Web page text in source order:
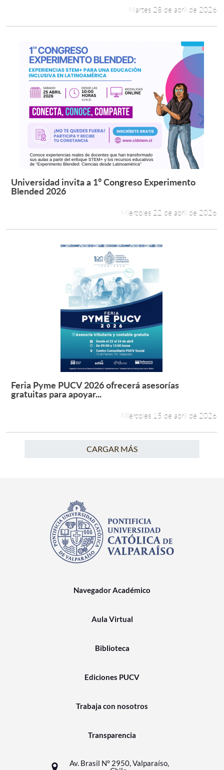
Martes 28 de abril de 2026
Leer más +
Universidad invita a 1° Congreso Experimento
Blended 2026
Miércoles 22 de abril de 2026
Leer más +
Feria Pyme PUCV 2026 ofrecerá asesorías
gratuitas para apoyar...
Miércoles 15 de abril de 2026
CARGAR MÁS
Navegador Académico
Aula Virtual
Biblioteca
Ediciones PUCV
Trabaja con nosotros
Transparencia
Av. Brasil N° 2950, Valparaíso,